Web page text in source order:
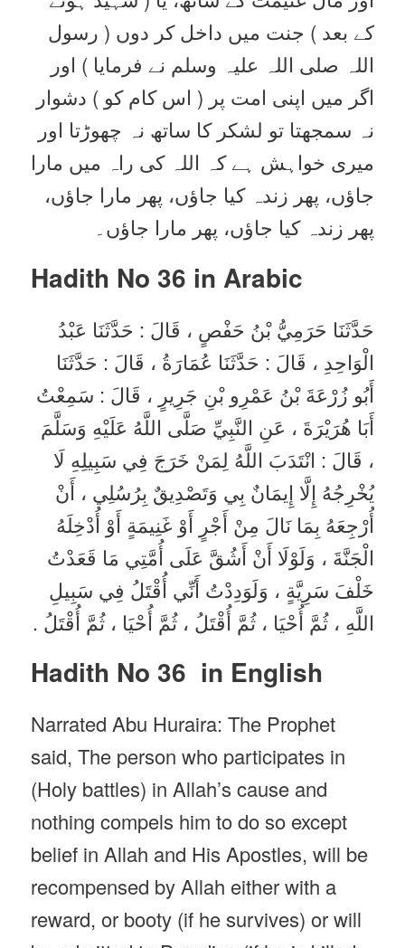
کے بعد ) جنت میں داخل کر دوں ( رسول
اللہ صلی اللہ علیہ وسلم نے فرمایا ) اور
اگر میں اپنی امت پر ( اس کام کو ) دشوار
نہ سمجھتا تو لشکر کا ساتھ نہ چھوڑتا اور
میری خواہش ہے کہ اللہ کی راہ میں مارا
جاؤں، پھر زندہ کیا جاؤں، پھر مارا جاؤں،
پھر زندہ کیا جاؤں، پھر مارا جاؤں۔
Hadith No 36 in Arabic
حَدَّثَنَا حَرَمِيُّ بْنُ حَفْصٍ ، قَالَ : حَدَّثَنَا عَبْدُ
الْوَاحِدِ ، قَالَ : حَدَّثَنَا عُمَارَةُ ، قَالَ : حَدَّثَنَا
أَبُو زُرْعَةَ بْنُ عَمْرِو بْنِ جَرِيرٍ ، قَالَ : سَمِعْتُ
أَبَا هُرَيْرَةَ ، عَنِ النَّبِيِّ صَلَّى اللَّهُ عَلَيْهِ وَسَلَّمَ
، قَالَ : انْتَدَبَ اللَّهُ لِمَنْ خَرَجَ فِي سَبِيلِهِ لَا
يُخْرِجُهُ إِلَّا إِيمَانٌ بِي وَتَصْدِيقٌ بِرُسُلِي ، أَنْ
أُرْجِعَهُ بِمَا نَالَ مِنْ أَجْرٍ أَوْ غَنِيمَةٍ أَوْ أُدْخِلَهُ
الْجَنَّةَ ، وَلَوْلَا أَنْ أَشُقَّ عَلَى أُمَّتِي مَا قَعَدْتُ
خَلْفَ سَرِيَّةٍ ، وَلَوَدِدْتُ أَنِّي أُقْتَلُ فِي سَبِيلِ
اللَّهِ ، ثُمَّ أُحْيَا ، ثُمَّ أُقْتَلُ ، ثُمَّ أُحْيَا ، ثُمَّ أُقْتَلُ .
Hadith No 36 in English
Narrated Abu Huraira: The Prophet
said, The person who participates in
(Holy battles) in Allah’s cause and
nothing compels him to do so except
belief in Allah and His Apostles, will be
recompensed by Allah either with a
reward, or booty (if he survives) or will